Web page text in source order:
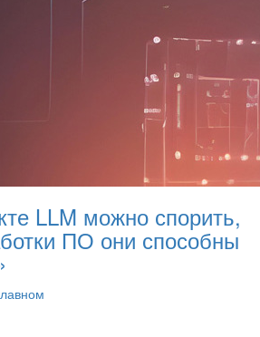
LLM можно спорить,
ПО они способны